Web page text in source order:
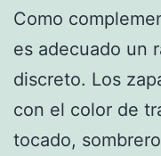
Como
es adecuado un
discreto. Los
con el color de
tocado,